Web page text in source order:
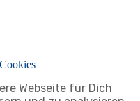
Webseite für Dich